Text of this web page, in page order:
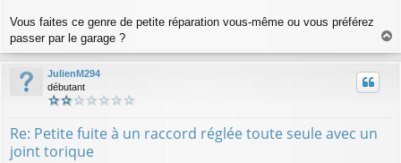
Vous faites ce genre de petite réparation vous-même ou vous préférez
passer par le garage ?
a
u
JulienM294
débutant
Re: Petite fuite à un raccord réglée toute seule avec un
joint torique